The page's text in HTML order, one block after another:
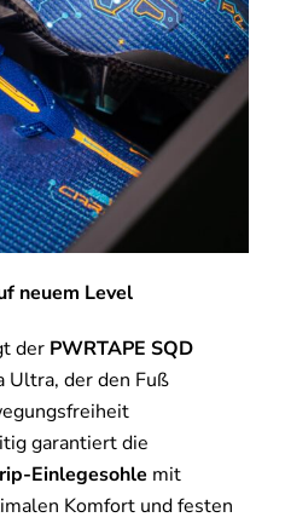
neuem Level
der PWRTAPE SQD
Ultra, der den Fuß
garantiert die
Einlegesohle mit
Komfort und festen